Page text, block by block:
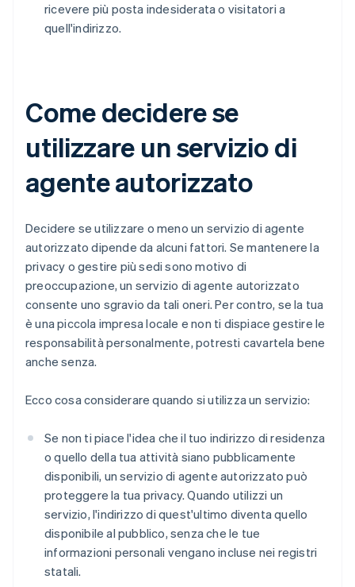
ricevere più posta indesiderata o visitatori a
quell'indirizzo.
Come decidere se
utilizzare un servizio di
agente autorizzato
Decidere se utilizzare o meno un servizio di agente
autorizzato dipende da alcuni fattori. Se mantenere la
privacy o gestire più sedi sono motivo di
preoccupazione, un servizio di agente autorizzato
consente uno sgravio da tali oneri. Per contro, se la tua
è una piccola impresa locale e non ti dispiace gestire le
responsabilità personalmente, potresti cavartela bene
anche senza.
Ecco cosa considerare quando si utilizza un servizio:
Se non ti piace l'idea che il tuo indirizzo di residenza
o quello della tua attività siano pubblicamente
disponibili, un servizio di agente autorizzato può
proteggere la tua privacy. Quando utilizzi un
servizio, l'indirizzo di quest'ultimo diventa quello
disponibile al pubblico, senza che le tue
informazioni personali vengano incluse nei registri
statali.